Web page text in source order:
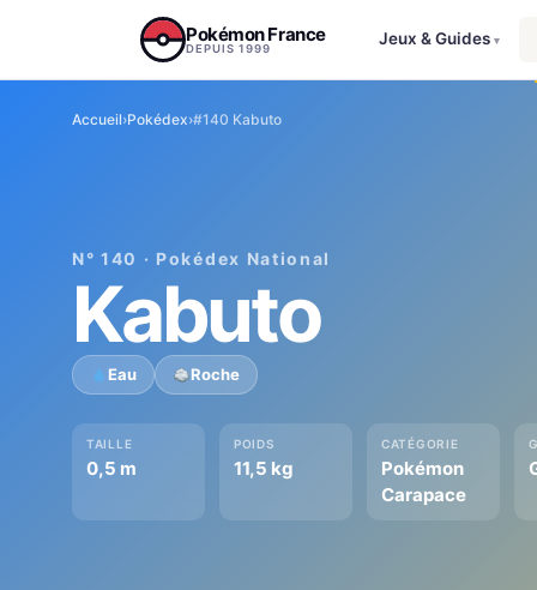
Pokémon France
DEPUIS 1999
Jeux & Guides ▾
Accueil›Pokédex›#140 Kabuto
N° 140 · Pokédex National
Kabuto
Eau Roche
TAILLE
0,5 m
POIDS
11,5 kg
CATÉGORIE
Pokémon
Carapace